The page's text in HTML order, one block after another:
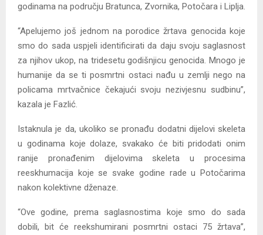
godinama na području Bratunca, Zvornika, Potočara i Liplja.
“Apelujemo još jednom na porodice žrtava genocida koje
smo do sada uspjeli identificirati da daju svoju saglasnost
za njihov ukop, na tridesetu godišnjicu genocida. Mnogo je
humanije da se ti posmrtni ostaci nađu u zemlji nego na
policama mrtvačnice čekajući svoju nezivjesnu sudbinu”,
kazala je Fazlić.
Istaknula je da, ukoliko se pronađu dodatni dijelovi skeleta
u godinama koje dolaze, svakako će biti pridodati onim
ranije pronađenim dijelovima skeleta u procesima
reeskhumacija koje se svake godine rade u Potočarima
nakon kolektivne dženaze.
“Ove godine, prema saglasnostima koje smo do sada
dobili, bit će reekshumirani posmrtni ostaci 75 žrtava”,